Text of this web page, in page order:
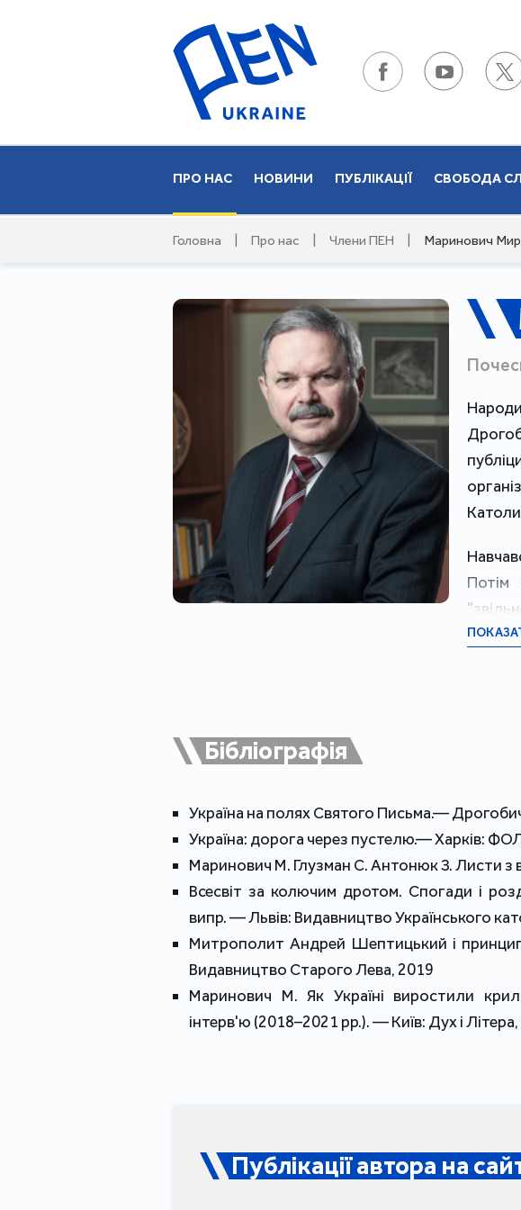
ПРО НАС НОВИНИ ПУБЛІКАЦІЇ СВОБОДА
Головна Про нас Члени ПЕН Маринович
Потім
1967
1972
в
У
9
Бібліографія
Україна на полях Святого Письма.—
Україна: дорога через пустелю.— Харків:
Маринович М. Глузман С. Антонюк З. Листи з
Всесвіт за колючим дротом. Спогади і
випр. — Львів: Видавництво Українського
Митрополит Андрей Шептицький і
Видавництво Старого Лева, 2019
Маринович М. Як Україні виростили
інтерв'ю (2018–2021 рр.). — Київ: Дух і
Публікації автора на